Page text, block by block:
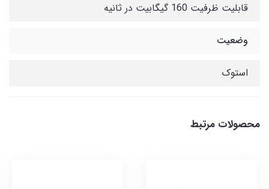
قابلیت ظرفیت 160 گیگابیت در ثانیه
وضعیت
استوک
محصولات مرتبط